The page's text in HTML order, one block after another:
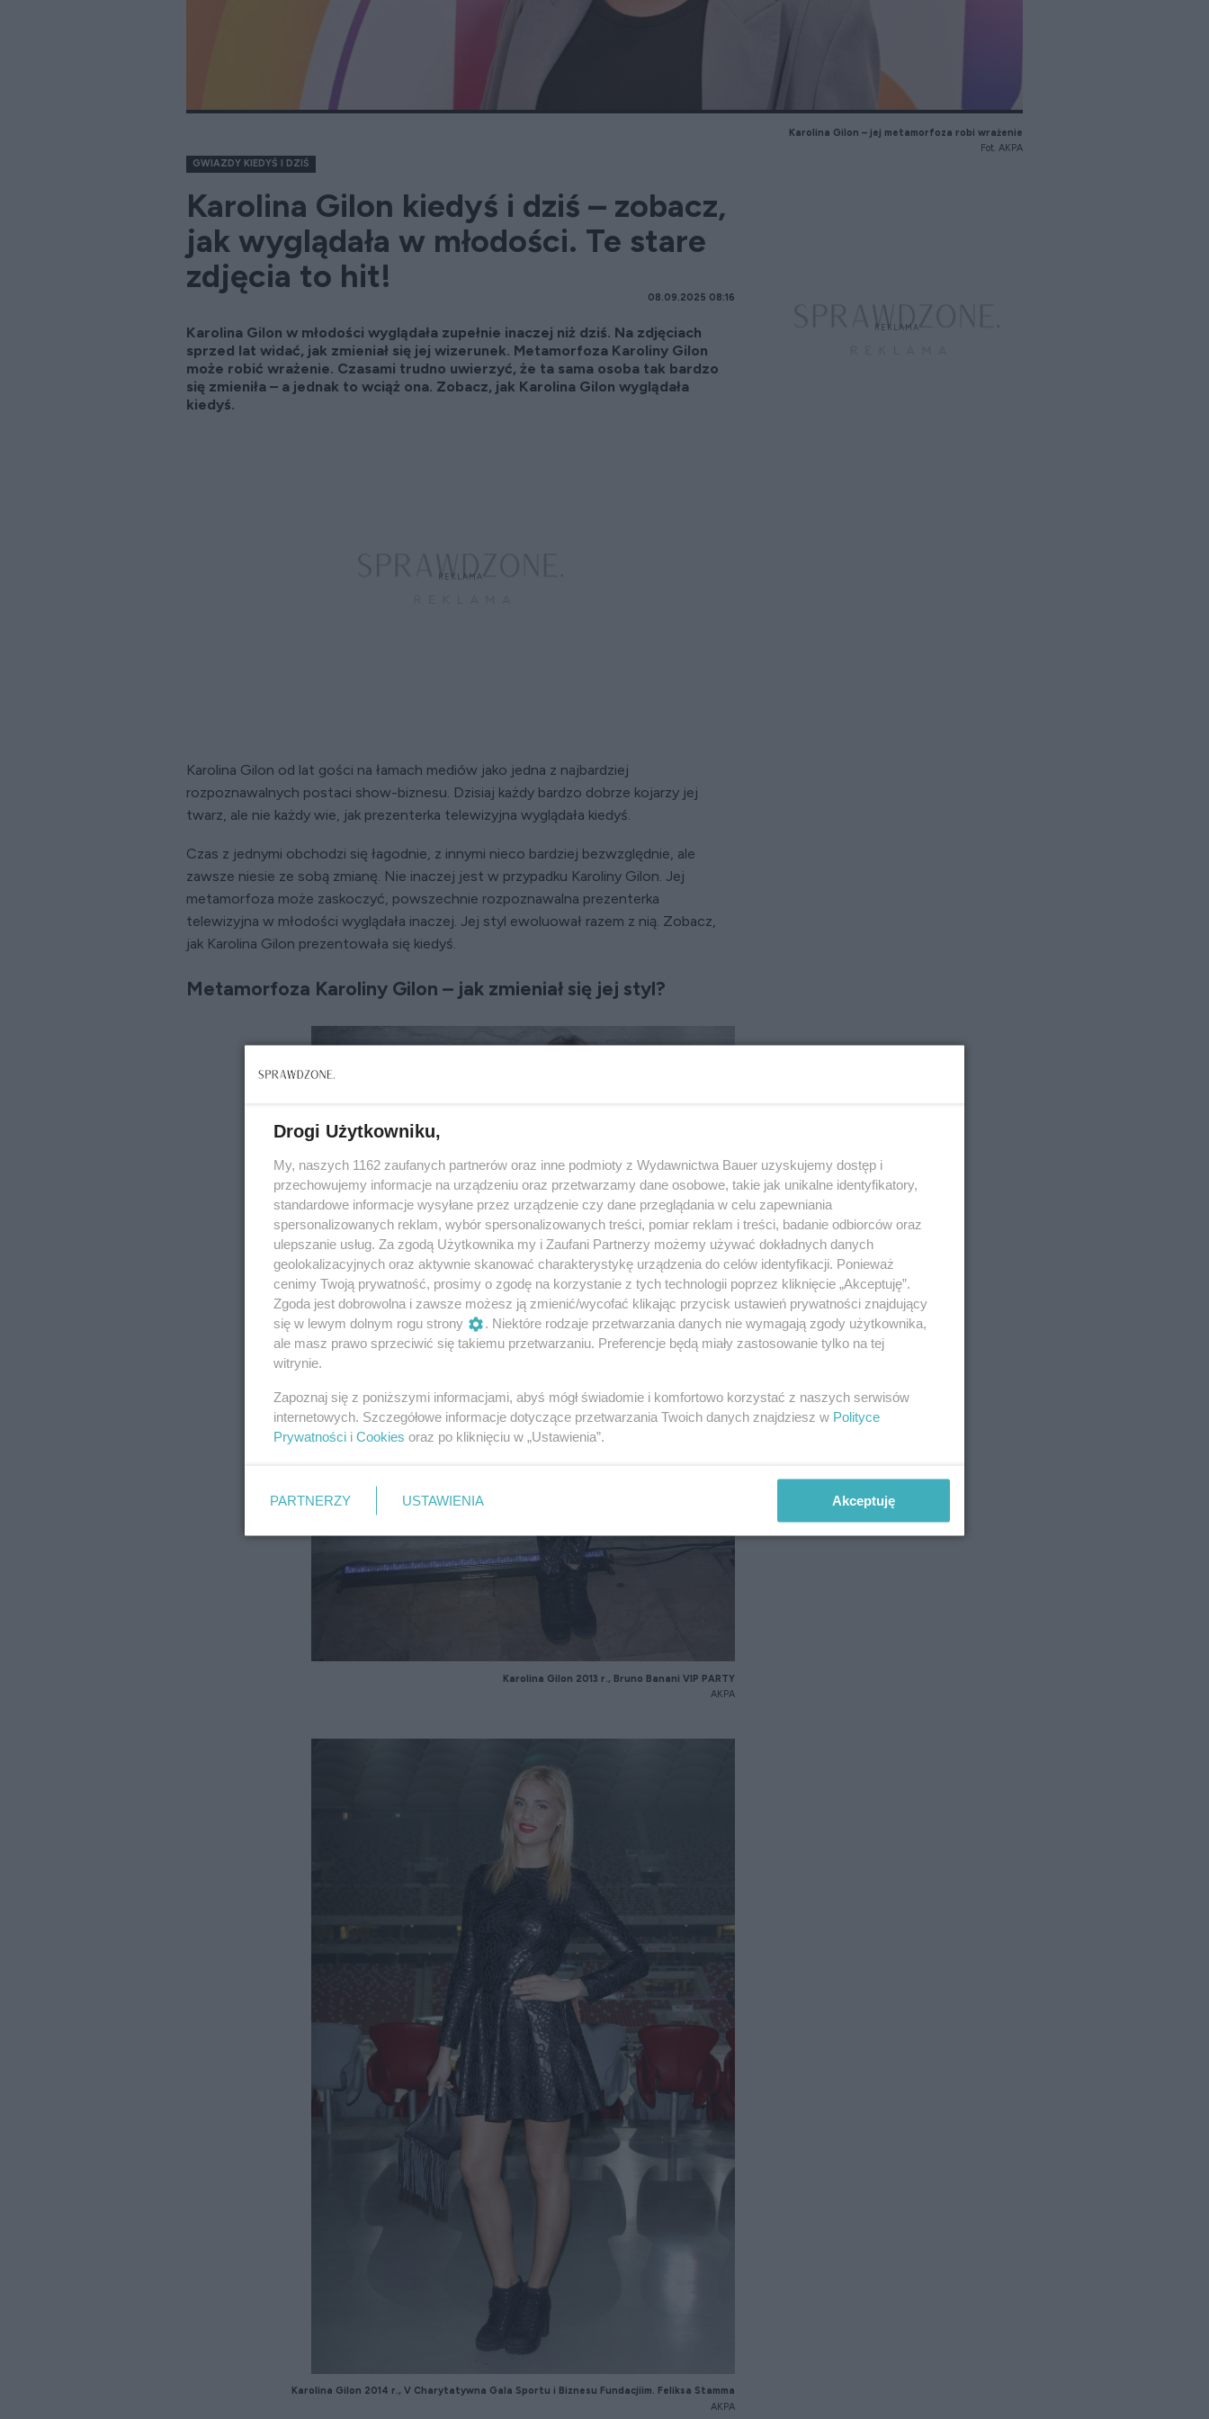
Karolina Gilon – jej metamorfoza robi wrażenie
Fot. AKPA
GWIAZDY KIEDYŚ I DZIŚ
Karolina Gilon kiedyś i dziś – zobacz,
jak wyglądała w młodości. Te stare
zdjęcia to hit!
08.09.2025 08:16
Karolina Gilon w młodości wyglądała zupełnie inaczej niż dziś. Na zdjęciach
sprzed lat widać, jak zmieniał się jej wizerunek. Metamorfoza Karoliny Gilon
może robić wrażenie. Czasami trudno uwierzyć, że ta sama osoba tak bardzo
się zmieniła – a jednak to wciąż ona. Zobacz, jak Karolina Gilon wyglądała
kiedyś.
Karolina Gilon od lat gości na łamach mediów jako jedna z najbardziej
rozpoznawalnych postaci show-biznesu. Dzisiaj każdy bardzo dobrze kojarzy jej
twarz, ale nie każdy wie, jak prezenterka telewizyjna wyglądała kiedyś.
Czas z jednymi obchodzi się łagodnie, z innymi nieco bardziej bezwzględnie, ale
zawsze niesie ze sobą zmianę. Nie inaczej jest w przypadku Karoliny Gilon. Jej
metamorfoza może zaskoczyć, powszechnie rozpoznawalna prezenterka
telewizyjna w młodości wyglądała inaczej. Jej styl ewoluował razem z nią. Zobacz,
jak Karolina Gilon prezentowała się kiedyś.
Metamorfoza Karoliny Gilon – jak zmieniał się jej styl?
Karolina Gilon 2013 r., Bruno Banani VIP PARTY
AKPA
Karolina Gilon 2014 r., V Charytatywna Gala Sportu i Biznesu Fundacjiim. Feliksa Stamma
AKPA
Drogi Użytkowniku,
My, naszych 1162 zaufanych partnerów oraz inne podmioty z Wydawnictwa Bauer uzyskujemy dostęp i
przechowujemy informacje na urządzeniu oraz przetwarzamy dane osobowe, takie jak unikalne identyfikatory,
standardowe informacje wysyłane przez urządzenie czy dane przeglądania w celu zapewniania
spersonalizowanych reklam, wybór spersonalizowanych treści, pomiar reklam i treści, badanie odbiorców oraz
ulepszanie usług. Za zgodą Użytkownika my i Zaufani Partnerzy możemy używać dokładnych danych
geolokalizacyjnych oraz aktywnie skanować charakterystykę urządzenia do celów identyfikacji. Ponieważ
cenimy Twoją prywatność, prosimy o zgodę na korzystanie z tych technologii poprzez kliknięcie „Akceptuję”.
Zgoda jest dobrowolna i zawsze możesz ją zmienić/wycofać klikając przycisk ustawień prywatności znajdujący
się w lewym dolnym rogu strony
. Niektóre rodzaje przetwarzania danych nie wymagają zgody użytkownika,
ale masz prawo sprzeciwić się takiemu przetwarzaniu. Preferencje będą miały zastosowanie tylko na tej
witrynie.
Zapoznaj się z poniższymi informacjami, abyś mógł świadomie i komfortowo korzystać z naszych serwisów
internetowych. Szczegółowe informacje dotyczące przetwarzania Twoich danych znajdziesz w Polityce
Prywatności i Cookies oraz po kliknięciu w „Ustawienia”.
PARTNERZY USTAWIENIA Akceptuję